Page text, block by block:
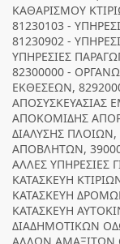
ΚΑΘΑΡΙΣΜΟΥ
81230103 -
81230902 -
ΥΠΗΡΕΣΙΕΣ
82300000 -
ΕΚΘΕΣΕΩΝ,
ΑΠΟΣΥΣΚΕΥΑΣΙΑΣ
ΑΠΟΚΟΜΙΔΗΣ
ΔΙΑΛΥΣΗΣ ΠΛΟΙΩΝ,
ΑΠΟΒΛΗΤΩΝ,
ΑΛΛΕΣ ΥΠΗΡΕΣΙΕΣ
ΚΑΤΑΣΚΕΥΗ
ΚΑΤΑΣΚΕΥΗ
ΚΑΤΑΣΚΕΥΗ
ΔΙΑΔΗΜΟΤΙΚΩΝ